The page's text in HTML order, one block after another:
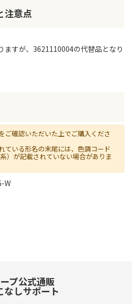
注意点
すが、3621110004の代替品となり
ご確認いただいた上でご購入くださ
ている形名の末尾には、色調コード
）が記載されていない場合がありま
W
プ公式通販
なしサポート